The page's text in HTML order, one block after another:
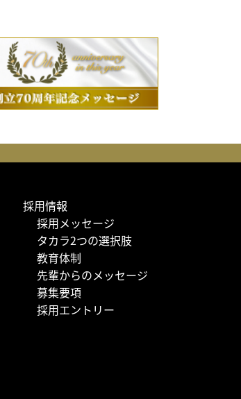
採用情報
採用メッセージ
タカラ2つの選択肢
教育体制
先輩からのメッセージ
募集要項
採用エントリー